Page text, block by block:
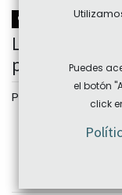
NOVEDAD
Lente con
policarbonato
Personalizar
Puedes
el botón
click